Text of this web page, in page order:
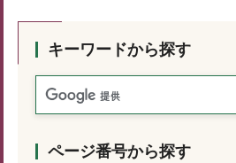
キーワードから探す
ページ番号から探す